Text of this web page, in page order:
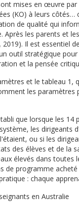
mises en œuvre
(KO) à leurs côtés…
de qualité qui
Après les parents et
Il est essentiel
outil stratégique
et la pensée
et le tableau 1,
les
que lorsque les
les dirigeants
ou si les
des élèves et de la
élevés dans
programme
: chaque
en Australie